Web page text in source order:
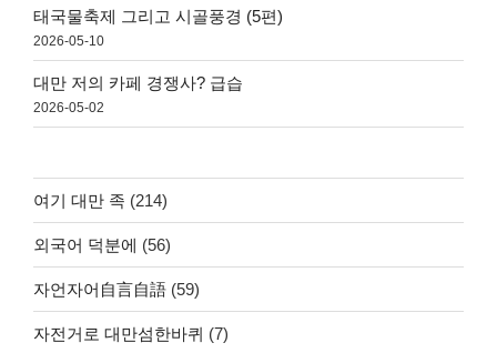
태국물축제 그리고 시골풍경 (5편)
2026-05-10
대만 저의 카페 경쟁사? 급습
2026-05-02
여기 대만 족 (214)
외국어 덕분에 (56)
자언자어自言自語 (59)
자전거로 대만섬한바퀴 (7)